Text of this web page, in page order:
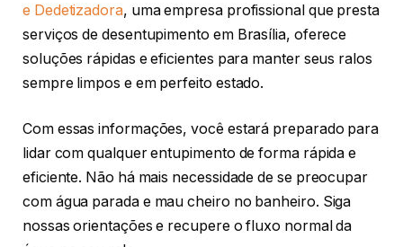
e Dedetizadora, uma empresa profissional que presta
serviços de desentupimento em Brasília, oferece
soluções rápidas e eficientes para manter seus ralos
sempre limpos e em perfeito estado.
Com essas informações, você estará preparado para
lidar com qualquer entupimento de forma rápida e
eficiente. Não há mais necessidade de se preocupar
com água parada e mau cheiro no banheiro. Siga
nossas orientações e recupere o fluxo normal da